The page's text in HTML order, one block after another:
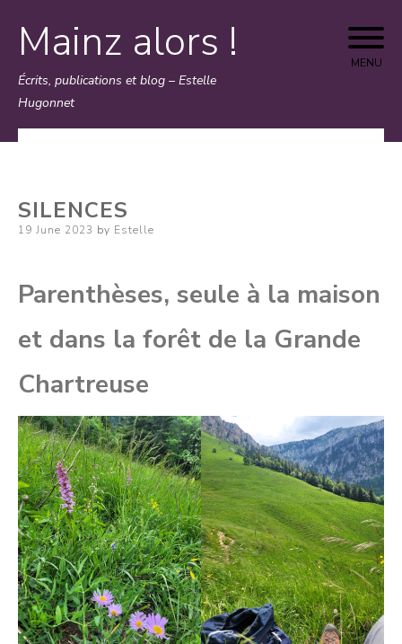
Skip
to
content
Mainz alors !
Écrits, publications et blog – Estelle
Hugonnet
MENU
SILENCES
Posted
19 June 2023 by Estelle
Parenthèses, seule à la maison
et dans la forêt de la Grande
Chartreuse